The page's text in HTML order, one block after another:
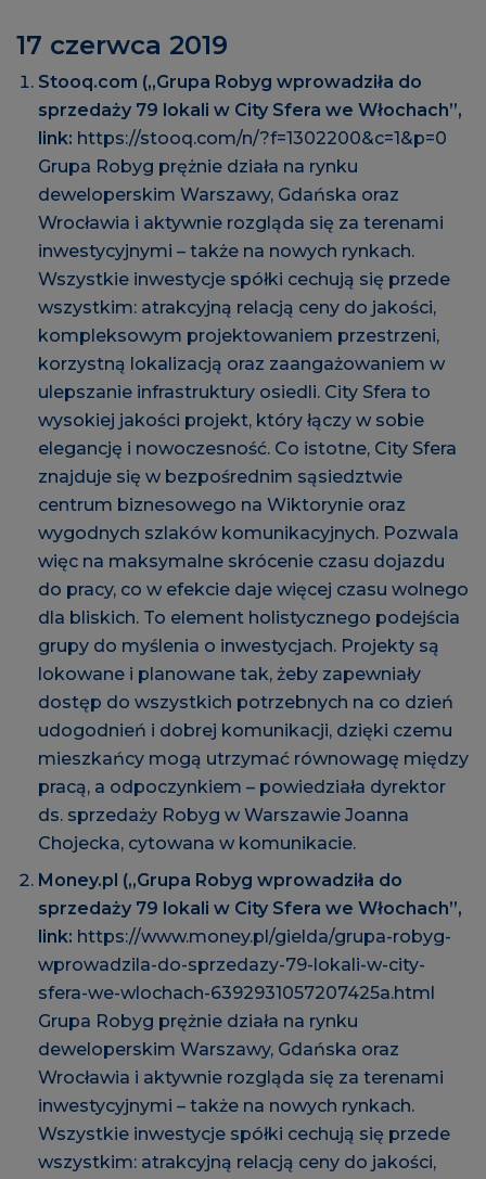
17 czerwca 2019
Stooq.com („Grupa Robyg wprowadziła do
sprzedaży 79 lokali w City Sfera we Włochach”,
link: https://stooq.com/n/?f=1302200&c=1&p=0
Grupa Robyg prężnie działa na rynku
deweloperskim Warszawy, Gdańska oraz
Wrocławia i aktywnie rozgląda się za terenami
inwestycyjnymi – także na nowych rynkach.
Wszystkie inwestycje spółki cechują się przede
wszystkim: atrakcyjną relacją ceny do jakości,
kompleksowym projektowaniem przestrzeni,
korzystną lokalizacją oraz zaangażowaniem w
ulepszanie infrastruktury osiedli. City Sfera to
wysokiej jakości projekt, który łączy w sobie
elegancję i nowoczesność. Co istotne, City Sfera
znajduje się w bezpośrednim sąsiedztwie
centrum biznesowego na Wiktorynie oraz
wygodnych szlaków komunikacyjnych. Pozwala
więc na maksymalne skrócenie czasu dojazdu
do pracy, co w efekcie daje więcej czasu wolnego
dla bliskich. To element holistycznego podejścia
grupy do myślenia o inwestycjach. Projekty są
lokowane i planowane tak, żeby zapewniały
dostęp do wszystkich potrzebnych na co dzień
udogodnień i dobrej komunikacji, dzięki czemu
mieszkańcy mogą utrzymać równowagę między
pracą, a odpoczynkiem – powiedziała dyrektor
ds. sprzedaży Robyg w Warszawie Joanna
Chojecka, cytowana w komunikacie.
Money.pl („Grupa Robyg wprowadziła do
sprzedaży 79 lokali w City Sfera we Włochach”,
link: https://www.money.pl/gielda/grupa-robyg-
wprowadzila-do-sprzedazy-79-lokali-w-city-
sfera-we-wlochach-6392931057207425a.html
Grupa Robyg prężnie działa na rynku
deweloperskim Warszawy, Gdańska oraz
Wrocławia i aktywnie rozgląda się za terenami
inwestycyjnymi – także na nowych rynkach.
Wszystkie inwestycje spółki cechują się przede
wszystkim: atrakcyjną relacją ceny do jakości,